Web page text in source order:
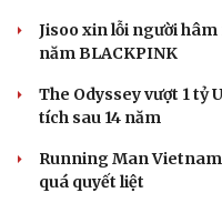
Jisoo xin lỗi người
năm BLACKPINK
The Odyssey vượt 1 tỷ
tích sau 14 năm
Running Man
quá quyết liệt